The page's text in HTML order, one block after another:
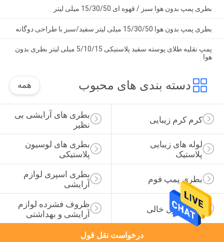
بطری پمپ بدون هوا سبز / قهوه ای 15/30/50 میلی لیتر
بطری پمپ بدون هوا 15/30/50 میلی لیتر سفید/سبز با طراحی دوگانه
پمپ نقلیه طلای پوسته سفید پلاستیکی 5/10/15 میلی لیتر بطری بدون
هوا
دسته بندی های محبوب همه
بطری های آرایشی بی
نظیر
کرم کرم زیبایی
بطری های لوسیون
پلاستیکی
لوله های زیبایی
پلاستیک
بطری اسپری لوازم
آرایشی
بطری پمپ فوم
ظروف فشرده لوازم
آرایشی و بهداشتی
بطری رول خالی
درخواست نقل قول